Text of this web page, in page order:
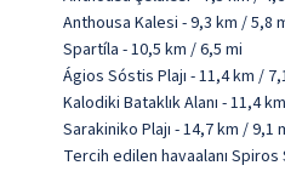
Anthousa Kalesi - 9,3 km / 5,8
Spartíla - 10,5 km / 6,5 mi
Ágios Sóstis Plajı - 11,4 km /
Kalodiki Bataklık Alanı - 11,4
Sarakiniko Plajı - 14,7 km / 9,1
Tercih edilen havaalanı